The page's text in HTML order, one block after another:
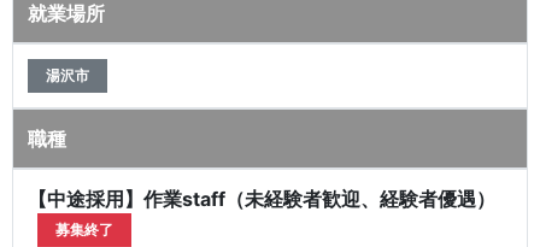
就業場所
湯沢市
職種
【中途採用】作業staff（未経験者歓迎、経験者優遇）
募集終了